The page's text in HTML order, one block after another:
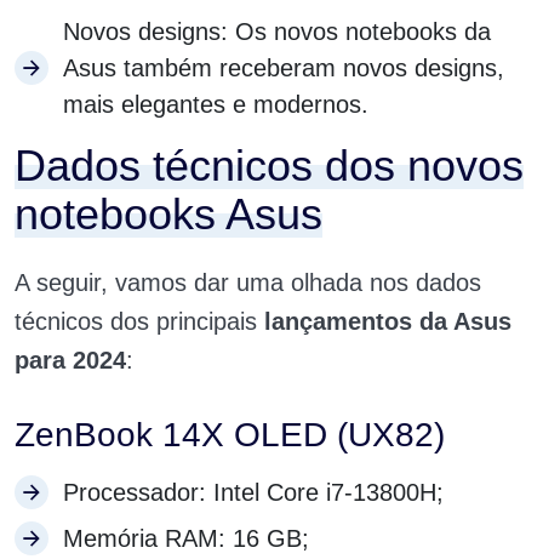
Novos designs: Os novos notebooks da
Asus também receberam novos designs,
mais elegantes e modernos.
Dados técnicos dos novos
notebooks Asus
A seguir, vamos dar uma olhada nos dados
técnicos dos principais lançamentos da Asus
para 2024:
ZenBook 14X OLED (UX82)
Processador: Intel Core i7-13800H;
Memória RAM: 16 GB;